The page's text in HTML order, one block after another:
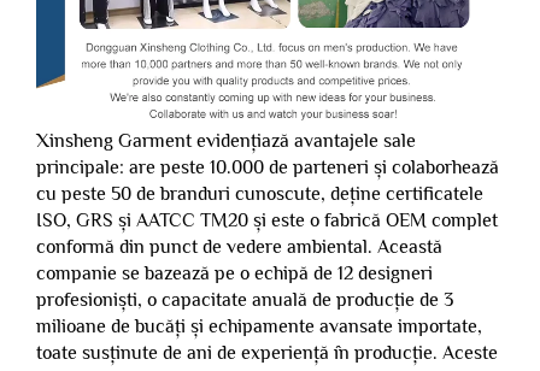
Xinsheng Garment evidențiază avantajele sale
principale: are peste 10.000 de parteneri și colaborhează
cu peste 50 de branduri cunoscute, deține certificatele
ISO, GRS și AATCC TM20 și este o fabrică OEM complet
conformă din punct de vedere ambiental. Această
companie se bazează pe o echipă de 12 designeri
profesioniști, o capacitate anuală de producție de 3
milioane de bucăți și echipamente avansate importate,
toate susținute de ani de experiență în producție. Aceste